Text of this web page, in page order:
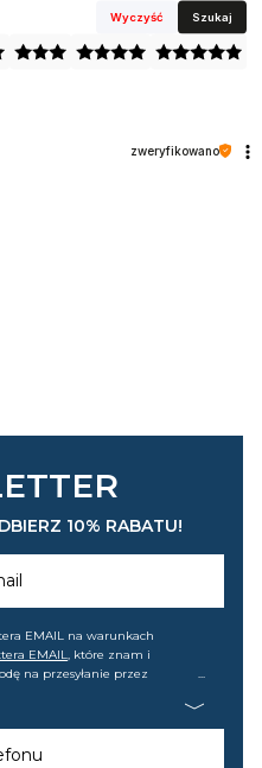
Wyczyść Szukaj
zweryfikowano
10% RABATU!
EMAIL na warunkach
EMAIL, które znam i
na przesyłanie przez
Wiem, że mogę tę zgodę w